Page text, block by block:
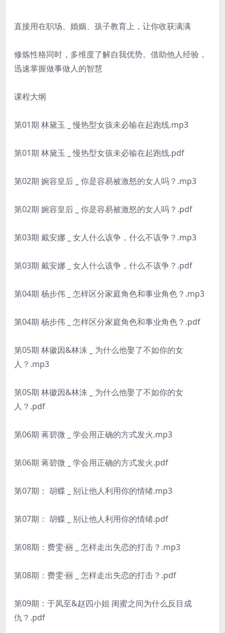
直接用在职场、婚姻、孩子教育上，让你收获满满
修炼性格同时，多维度了解自我优势。借助他人经验，
迅速掌握做事做人的智慧
课程大纲
第01期 林黛玉 _ 慢热型女孩未必输在起跑线.mp3
第01期 林黛玉 _ 慢热型女孩未必输在起跑线.pdf
第02期 婉容皇后 _ 你是容易被激怒的女人吗？.mp3
第02期 婉容皇后 _ 你是容易被激怒的女人吗？.pdf
第03期 戴安娜 _ 女人什么该争，什么不该争？.mp3
第03期 戴安娜 _ 女人什么该争，什么不该争？.pdf
第04期 杨步伟 _ 怎样区分家庭角色和事业角色？.mp3
第04期 杨步伟 _ 怎样区分家庭角色和事业角色？.pdf
第05期 林徽因&林洙 _ 为什么他娶了不如你的女
人？.mp3
第05期 林徽因&林洙 _ 为什么他娶了不如你的女
人？.pdf
第06期 蒋碧微 _ 学会用正确的方式发火.mp3
第06期 蒋碧微 _ 学会用正确的方式发火.pdf
第07期： 胡蝶 _ 别让他人利用你的情绪.mp3
第07期： 胡蝶 _ 别让他人利用你的情绪.pdf
第08期：费雯·丽 _ 怎样走出失恋的打击？.mp3
第08期：费雯·丽 _ 怎样走出失恋的打击？.pdf
第09期：于凤至&赵四小姐 闺蜜之间为什么反目成
仇？.pdf